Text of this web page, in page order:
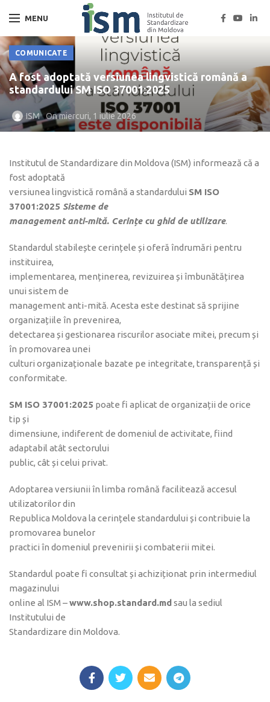
MENU
COMUNICATE
A fost adoptată versiunea lingvistică română a
standardului SM ISO 37001:2025
ISM On miercuri, 1 iulie 2026
Institutul de Standardizare din Moldova (ISM) informează că a
fost adoptată
versiunea lingvistică română a standardului SM ISO
37001:2025 Sisteme de
management anti-mită. Cerințe cu ghid de utilizare.
Standardul stabilește cerințele și oferă îndrumări pentru
instituirea,
implementarea, menținerea, revizuirea și îmbunătățirea
unui sistem de
management anti-mită. Acesta este destinat să sprijine
organizațiile în prevenirea,
detectarea și gestionarea riscurilor asociate mitei, precum și
în promovarea unei
culturi organizaționale bazate pe integritate, transparență și
conformitate.
SM ISO 37001:2025 poate fi aplicat de organizații de orice
tip și
dimensiune, indiferent de domeniul de activitate, fiind
adaptabil atât sectorului
public, cât și celui privat.
Adoptarea versiunii în limba română facilitează accesul
utilizatorilor din
Republica Moldova la cerințele standardului și contribuie la
promovarea bunelor
practici în domeniul prevenirii și combaterii mitei.
Standardul poate fi consultat și achiziționat prin intermediul
magazinului
online al ISM –www.shop.standard.md sau la sediul
Institutului de
Standardizare din Moldova.